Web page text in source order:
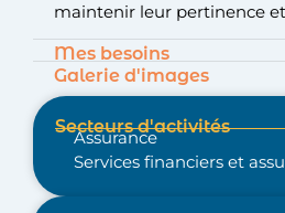
maintenir leur pertinence
Mes besoins
Galerie d'images
Secteurs d'activités
Assurance
Services financiers et